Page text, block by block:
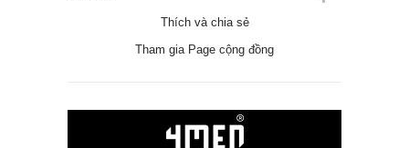
Thích và chia sẻ
Tham gia Page cộng đồng